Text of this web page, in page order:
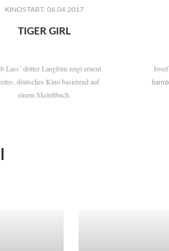
KINOSTART: 06.04.2017
TIGER GIRL
Lass’ dritter Langfilm zeigt erneut
deutsches Kino basierend auf
einem Skelettbuch.